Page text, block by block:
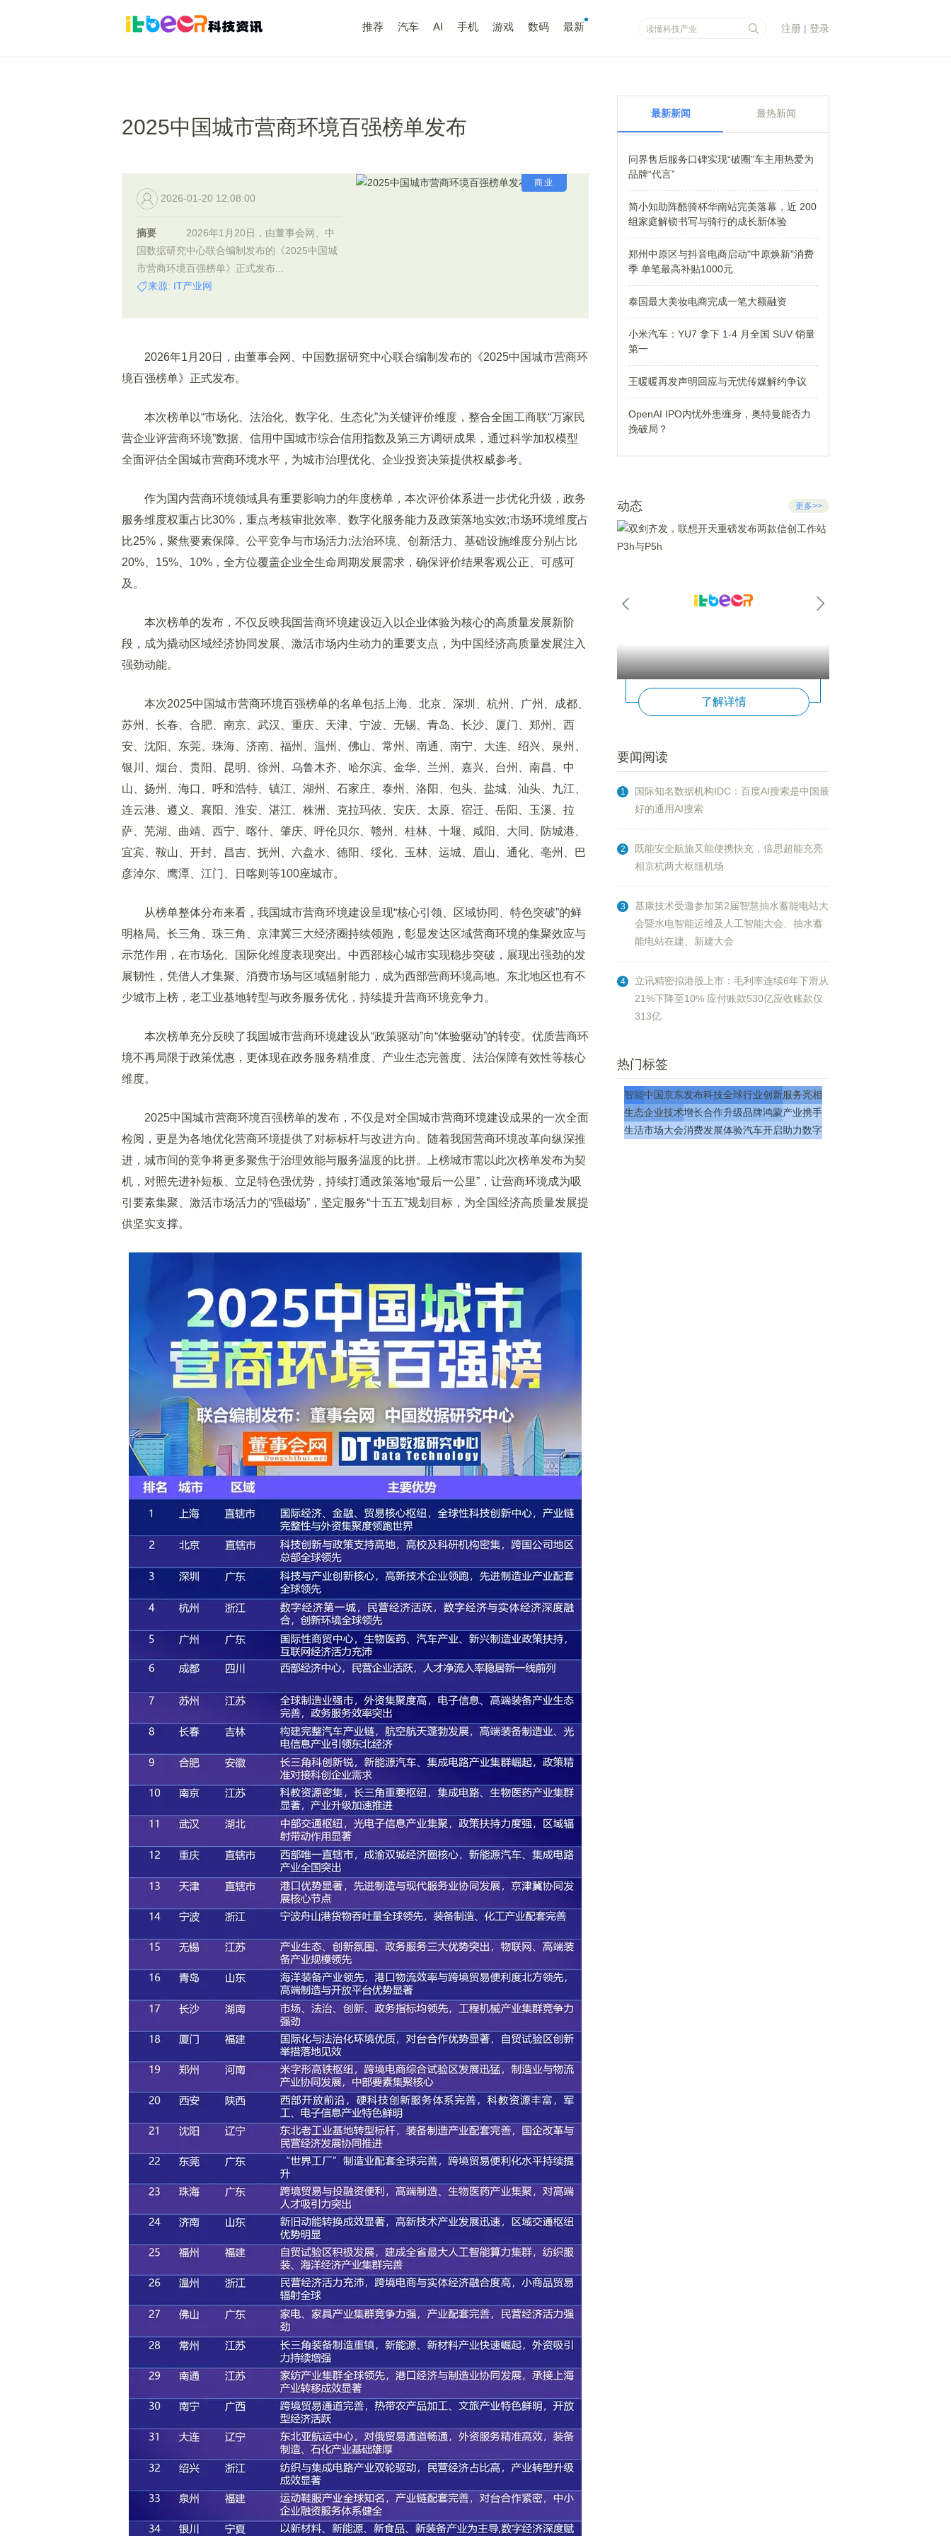
推荐 汽车 AI 手机 游戏 数码 最新 注册 | 登录
2025中国城市营商环境百强榜单发布
商业
2026-01-20 12:08:00
摘要
2026年1月20日，由董事会网、中
国数据研究中心联合编制发布的《2025中国城
市营商环境百强榜单》正式发布...
来源: IT产业网
2026年1月20日，由董事会网、中国数据研究中心联合编制发布的《2025中国城市营商环
境百强榜单》正式发布。
本次榜单以“市场化、法治化、数字化、生态化”为关键评价维度，整合全国工商联“万家民
营企业评营商环境”数据、信用中国城市综合信用指数及第三方调研成果，通过科学加权模型
全面评估全国城市营商环境水平，为城市治理优化、企业投资决策提供权威参考。
作为国内营商环境领域具有重要影响力的年度榜单，本次评价体系进一步优化升级，政务
服务维度权重占比30%，重点考核审批效率、数字化服务能力及政策落地实效;市场环境维度占
比25%，聚焦要素保障、公平竞争与市场活力;法治环境、创新活力、基础设施维度分别占比
20%、15%、10%，全方位覆盖企业全生命周期发展需求，确保评价结果客观公正、可感可
及。
本次榜单的发布，不仅反映我国营商环境建设迈入以企业体验为核心的高质量发展新阶
段，成为撬动区域经济协同发展、激活市场内生动力的重要支点，为中国经济高质量发展注入
强劲动能。
本次2025中国城市营商环境百强榜单的名单包括上海、北京、深圳、杭州、广州、成都、
苏州、长春、合肥、南京、武汉、重庆、天津、宁波、无锡、青岛、长沙、厦门、郑州、西
安、沈阳、东莞、珠海、济南、福州、温州、佛山、常州、南通、南宁、大连、绍兴、泉州、
银川、烟台、贵阳、昆明、徐州、乌鲁木齐、哈尔滨、金华、兰州、嘉兴、台州、南昌、中
山、扬州、海口、呼和浩特、镇江、湖州、石家庄、泰州、洛阳、包头、盐城、汕头、九江、
连云港、遵义、襄阳、淮安、湛江、株洲、克拉玛依、安庆、太原、宿迁、岳阳、玉溪、拉
萨、芜湖、曲靖、西宁、喀什、肇庆、呼伦贝尔、赣州、桂林、十堰、咸阳、大同、防城港、
宜宾、鞍山、开封、昌吉、抚州、六盘水、德阳、绥化、玉林、运城、眉山、通化、亳州、巴
彦淖尔、鹰潭、江门、日喀则等100座城市。
从榜单整体分布来看，我国城市营商环境建设呈现“核心引领、区域协同、特色突破”的鲜
明格局。长三角、珠三角、京津冀三大经济圈持续领跑，彰显发达区域营商环境的集聚效应与
示范作用，在市场化、国际化维度表现突出。中西部核心城市实现稳步突破，展现出强劲的发
展韧性，凭借人才集聚、消费市场与区域辐射能力，成为西部营商环境高地。东北地区也有不
少城市上榜，老工业基地转型与政务服务优化，持续提升营商环境竞争力。
本次榜单充分反映了我国城市营商环境建设从“政策驱动”向“体验驱动”的转变。优质营商环
境不再局限于政策优惠，更体现在政务服务精准度、产业生态完善度、法治保障有效性等核心
维度。
2025中国城市营商环境百强榜单的发布，不仅是对全国城市营商环境建设成果的一次全面
检阅，更是为各地优化营商环境提供了对标标杆与改进方向。随着我国营商环境改革向纵深推
进，城市间的竞争将更多聚焦于治理效能与服务温度的比拼。上榜城市需以此次榜单发布为契
机，对照先进补短板、立足特色强优势，持续打通政策落地“最后一公里”，让营商环境成为吸
引要素集聚、激活市场活力的“强磁场”，坚定服务“十五五”规划目标，为全国经济高质量发展提
供坚实支撑。
最新新闻 最热新闻
问界售后服务口碑实现“破圈”车主用热爱为
品牌“代言”
简小知助阵酷骑杯华南站完美落幕，近 200
组家庭解锁书写与骑行的成长新体验
郑州中原区与抖音电商启动"中原焕新"消费
季 单笔最高补贴1000元
泰国最大美妆电商完成一笔大额融资
小米汽车：YU7 拿下 1-4 月全国 SUV 销量
第一
王暖暖再发声明回应与无忧传媒解约争议
OpenAI IPO内忧外患缠身，奥特曼能否力
挽破局？
动态 更多>>
了解详情
要闻阅读
1
国际知名数据机构IDC：百度AI搜索是中国最
好的通用AI搜索
2
既能安全航旅又能便携快充，倍思超能充亮
相京杭两大枢纽机场
3
基康技术受邀参加第2届智慧抽水蓄能电站大
会暨水电智能运维及人工智能大会、抽水蓄
能电站在建、新建大会
4
立讯精密拟港股上市：毛利率连续6年下滑从
21%下降至10% 应付账款530亿应收账款仅
313亿
热门标签
智能中国京东发布科技全球行业创新服务亮相
生态企业技术增长合作升级品牌鸿蒙产业携手
生活市场大会消费发展体验汽车开启助力数字